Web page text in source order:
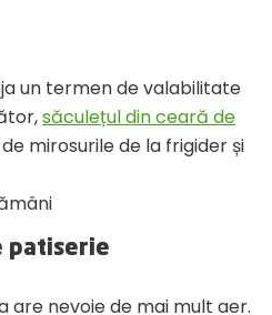
un termen de valabilitate
săculețul din ceară de
mirosurile de la frigider și
patiserie
are nevoie de mai mult aer.